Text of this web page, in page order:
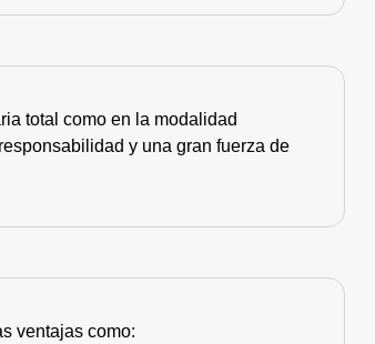
total como en la modalidad
y una gran fuerza de
ventajas como: